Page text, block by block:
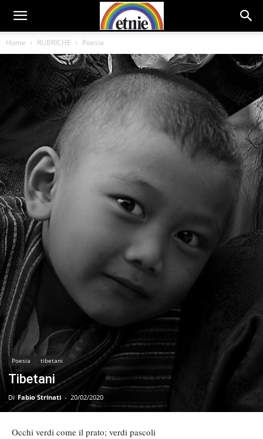
Home RUBRICHE Poesia
Poesia tibetani
Tibetani
Di Fabio Strinati - 20/02/2020
Occhi verdi come il prato; verdi pascoli